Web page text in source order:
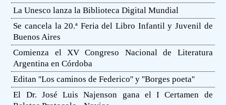
La Unesco lanza la Biblioteca Digital Mundial
Se cancela la 20.ª Feria del Libro Infantil y Juvenil de
Buenos Aires
Comienza el XV Congreso Nacional de Literatura
Argentina en Córdoba
Editan ''Los caminos de Federico'' y ''Borges poeta''
El Dr. José Luis Najenson gana el I Certamen de